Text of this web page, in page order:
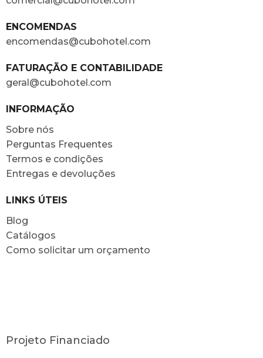
ENCOMENDAS
encomendas@cubohotel.com
FATURAÇÃO E CONTABILIDADE
geral@cubohotel.com
INFORMAÇÃO
Sobre nós
Perguntas Frequentes
Termos e condições
Entregas e devoluções
LINKS ÚTEIS
Blog
Catálogos
Como solicitar um orçamento
Projeto Financiado